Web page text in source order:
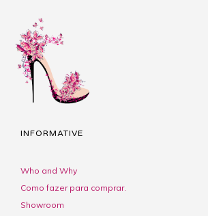
INFORMATIVE
Who and Why
Como fazer para comprar.
Showroom